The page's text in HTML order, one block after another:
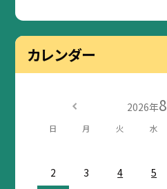
カレンダー
2026年
日 月 火 水
2
3 4 5